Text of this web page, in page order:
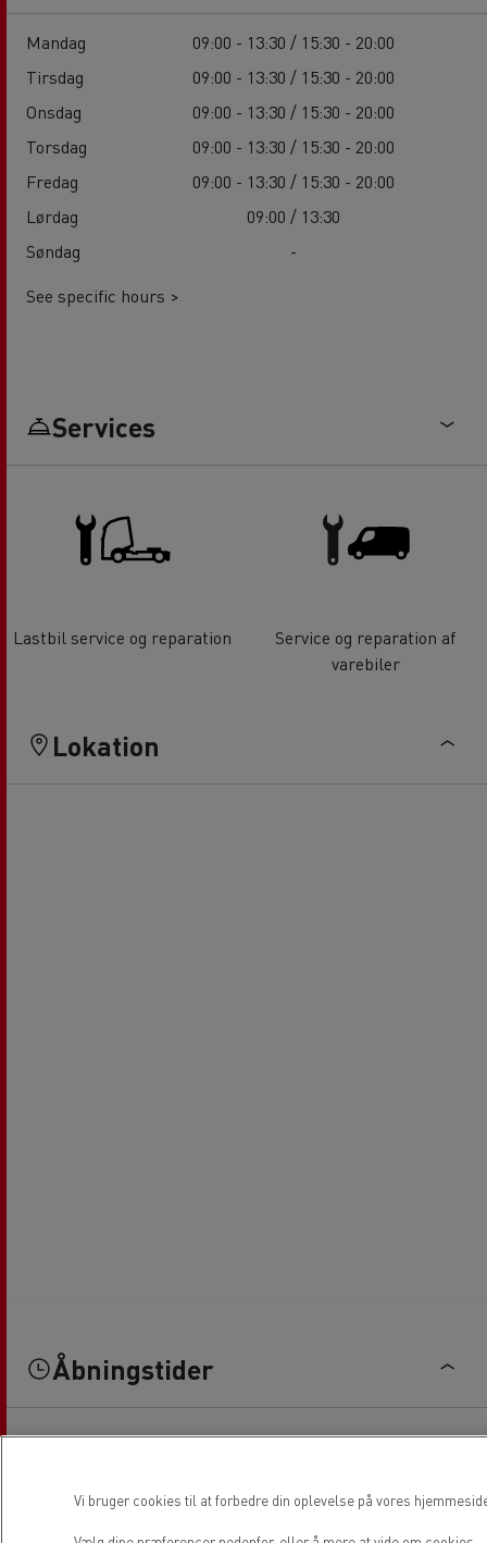
Mandag
09:00 - 13:30 / 15:30 - 20:00
Tirsdag
09:00 - 13:30 / 15:30 - 20:00
Onsdag
09:00 - 13:30 / 15:30 - 20:00
Torsdag
09:00 - 13:30 / 15:30 - 20:00
Fredag
09:00 - 13:30 / 15:30 - 20:00
Lørdag
09:00 / 13:30
Søndag
-
See specific hours >
Services
Lastbil service og reparation
Service og reparation af
varebiler
Lokation
Åbningstider
Vi bruger cookies til at forbedre din oplevelse på vores